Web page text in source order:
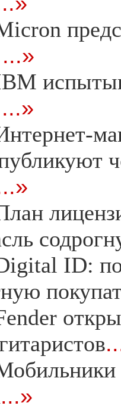
...»
...»
ID:
...»